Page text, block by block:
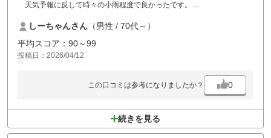
天気予報に反して時々の小雨程度で良かったです。
ゴルフ場専用カ－ドがないため受付で面倒だと多数の方（高齢者）に
言われました。この時代では仕方ないかと思いますが何か良い方法
ないでしょうか...？ここのゴルフ場は全てワンペナなので大たたき
しないと好評なので今後は数回利用したいと思いますので検討願いま
幹事
しーちゃんさん （男性 / 70代～）
平均スコア：90～99
投稿日：2026/04/12
この口コミは参考になりましたか？ 0
続きを見る